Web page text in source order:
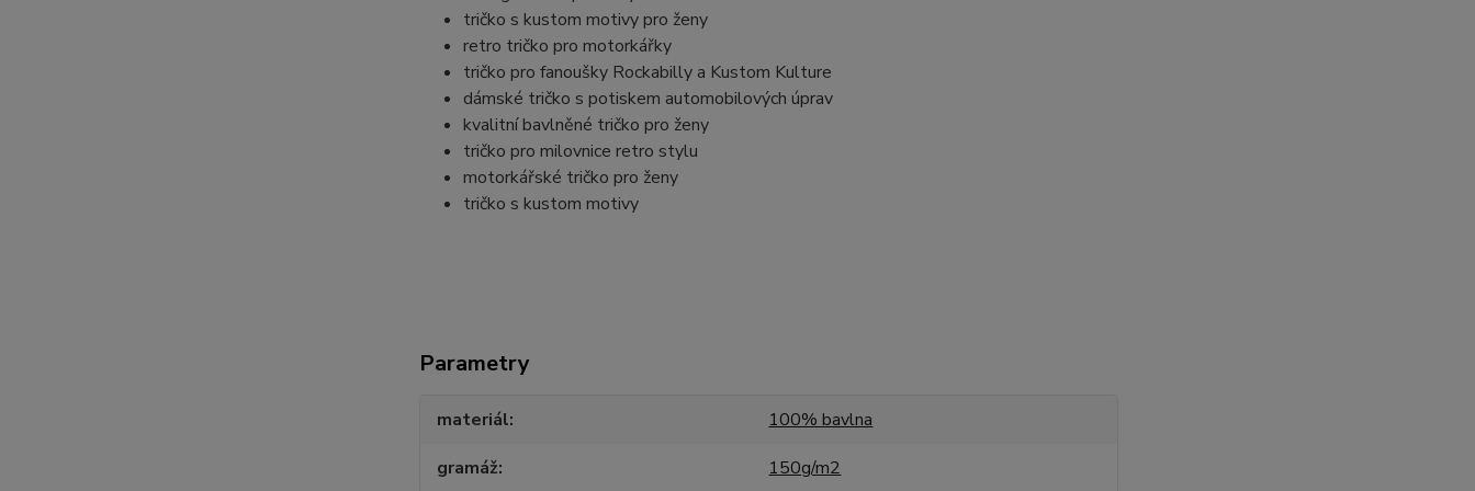
tričko s kustom motivy pro ženy
retro tričko pro motorkářky
tričko pro fanoušky Rockabilly a Kustom Kulture
dámské tričko s potiskem automobilových úprav
kvalitní bavlněné tričko pro ženy
tričko pro milovnice retro stylu
motorkářské tričko pro ženy
tričko s kustom motivy
Parametry
materiál
100% bavlna
gramáž
150g/m2